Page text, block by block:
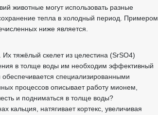
животные могут использовать разные
тепла в холодный период. Примером
ниже является.
тяжёлый скелет из целестина (SrSO4)
в толще воды им необходим эффективный
специализированными
процессов описывает работу мионем,
и подниматься в толще воды?
натягивает кортекс, увеличивая